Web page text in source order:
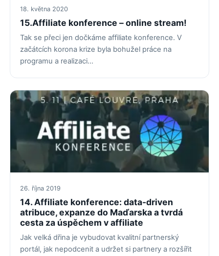
18. května 2020
15.Affiliate konference – online stream!
Tak se přeci jen dočkáme affiliate konference. V
začátcích korona krize byla bohužel práce na
programu a realizaci…
26. října 2019
14. Affiliate konference: data-driven
atribuce, expanze do Maďarska a tvrdá
cesta za úspěchem v affiliate
Jak velká dřina je vybudovat kvalitní partnerský
portál, jak nepodcenit a udržet si partnery a rozšířit